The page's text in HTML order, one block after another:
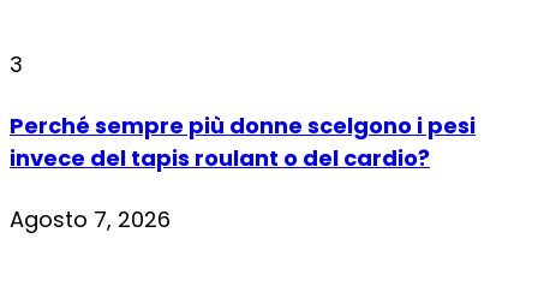
3
Perché sempre più donne scelgono i pesi
invece del tapis roulant o del cardio?
Agosto 7, 2026